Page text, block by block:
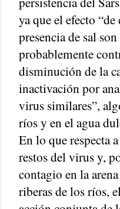
ya que el efecto
presencia de sal
probablemente
disminución de la
inactivación por
virus similares”,
ríos y en el agua
En lo que respecta
restos del virus y,
contagio en la
riberas de los ríos,